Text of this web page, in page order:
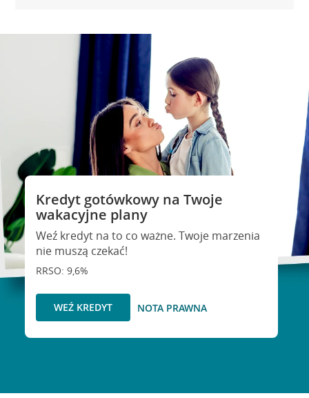
Kredyt gotówkowy na Twoje
wakacyjne plany
Weź kredyt na to co ważne. Twoje marzenia
nie muszą czekać!
RRSO: 9,6%
WEŹ KREDYT NOTA PRAWNA